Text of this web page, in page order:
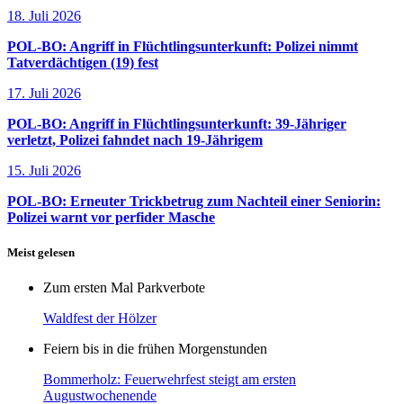
18. Juli 2026
POL-BO: Angriff in Flüchtlingsunterkunft: Polizei nimmt
Tatverdächtigen (19) fest
17. Juli 2026
POL-BO: Angriff in Flüchtlingsunterkunft: 39-Jähriger
verletzt, Polizei fahndet nach 19-Jährigem
15. Juli 2026
POL-BO: Erneuter Trickbetrug zum Nachteil einer Seniorin:
Polizei warnt vor perfider Masche
Meist gelesen
Zum ersten Mal Parkverbote
Waldfest der Hölzer
Feiern bis in die frühen Morgenstunden
Bommerholz: Feuerwehrfest steigt am ersten
Augustwochenende